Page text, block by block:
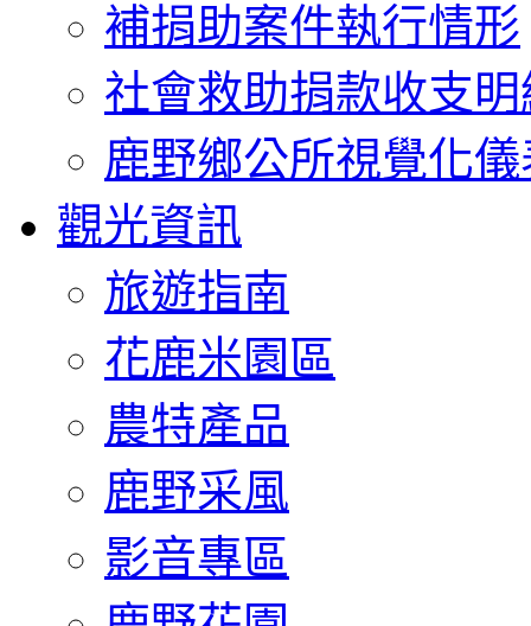
補捐助案件執行情形
社會救助捐款收支明
鹿野鄉公所視覺化
觀光資訊
旅遊指南
花鹿米園區
農特產品
鹿野采風
影音專區